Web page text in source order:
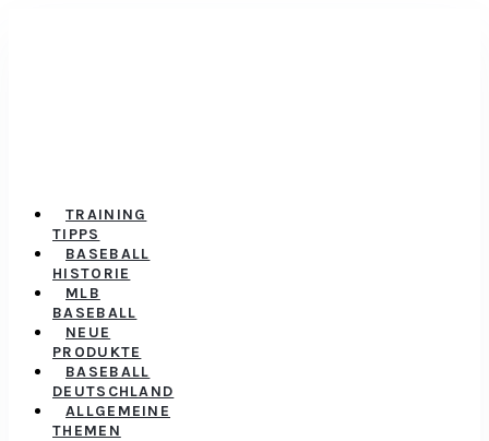
TRAINING
TIPPS
BASEBALL
HISTORIE
MLB
BASEBALL
NEUE
PRODUKTE
BASEBALL
DEUTSCHLAND
ALLGEMEINE
THEMEN